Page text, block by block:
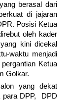
berasal dari
di jajaran
Posisi Ketua
oleh kader
kini dicekal
waktu menjadi
Ketua
Golkar.
yang dekat
para DPP, DPD